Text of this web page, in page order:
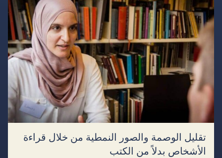
تقليل الوصمة والصور النمطية من خلال قراءة
الأشخاص بدلاً من الكتب